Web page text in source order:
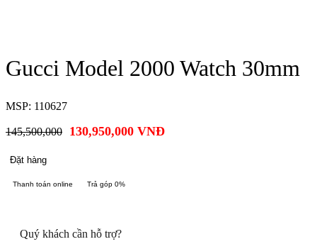
Gucci Model 2000 Watch 30mm
MSP: 110627
145,500,000 130,950,000 VNĐ
Đặt hàng
Thanh toán online Trả góp 0%
Quý khách cần hỗ trợ?